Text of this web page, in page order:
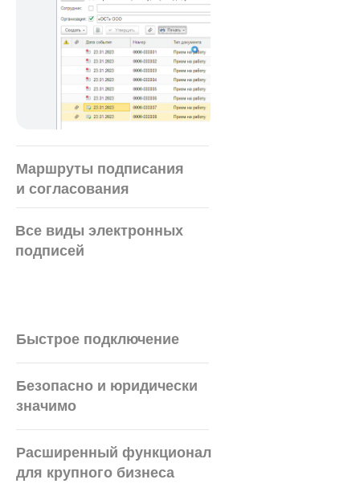
Все виды электронных
подписей
Маршруты подписания
и согласования
Расширенный функционал
для крупного бизнеса
Безопасно и юридически
значимо
Быстрое подключение
примут в суде
Вы получаете усиленную
к Оферте и заключаете
с контрагентом
нам можно доверять